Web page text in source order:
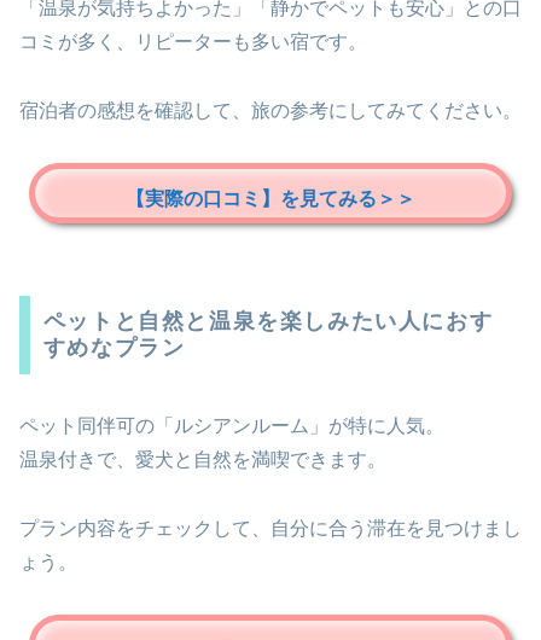
「温泉が気持ちよかった」「静かでペットも安心」との口
コミが多く、リピーターも多い宿です。
宿泊者の感想を確認して、旅の参考にしてみてください。
【実際の口コミ】を見てみる＞＞
ペットと自然と温泉を楽しみたい人におす
すめなプラン
ペット同伴可の「ルシアンルーム」が特に人気。
温泉付きで、愛犬と自然を満喫できます。
プラン内容をチェックして、自分に合う滞在を見つけまし
ょう。